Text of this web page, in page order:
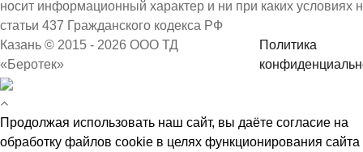
носит информационный характер и ни при каких
статьи 437 Гражданского кодекса РФ
Казань © 2015 - 2026 ООО ТД
«Беротек»
Политика
Продолжая использовать наш сайт, вы даёте согласие на
обработку файлов cookie в целях функционирования сайта